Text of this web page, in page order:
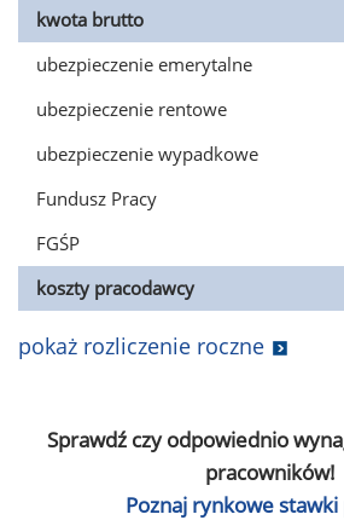
kwota brutto
ubezpieczenie emerytalne
ubezpieczenie rentowe
ubezpieczenie wypadkowe
Fundusz Pracy
FGŚP
koszty pracodawcy
pokaż rozliczenie roczne
Sprawdź czy odpowiednio
pracowników!
Poznaj rynkowe stawki